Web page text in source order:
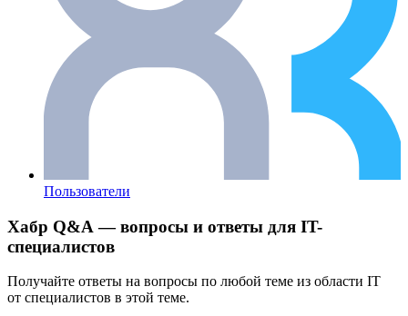
Пользователи
Хабр Q&A — вопросы и ответы для IT-
специалистов
Получайте ответы на вопросы по любой теме из области IT
от специалистов в этой теме.